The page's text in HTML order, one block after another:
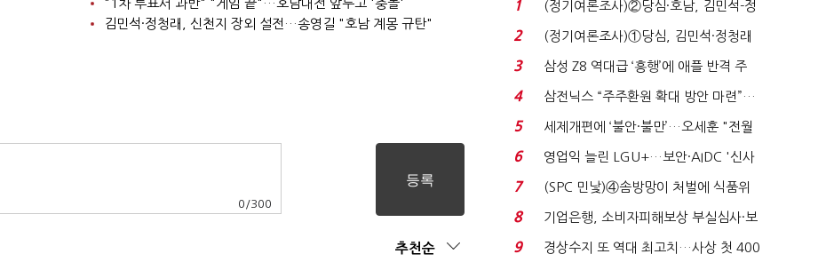
"1차 투표서 과반" "게임 끝"…호남대전 앞두고 '충돌'
김민석·정청래, 신천지 장외 설전…송영길 "호남 계몽 규탄"
0 /300
추천순
1
(정기여론조사)②당심·호남, 김민석-정
청래 '초접전'...
2
(정기여론조사)①당심, 김민석·정청래
'초접전'…대통령 ...
3
삼성 Z8 역대급 ‘흥행’에 애플 반격 주
목…9월 ‘폴...
4
삼전닉스 “주주환원 확대 방안 마련”…
로이터에 성명...
5
세제개편에 ‘불안·불만’…오세훈 "전월
세 구하기 더 ...
6
영업익 늘린 LGU+…보안·AIDC '신사
업 드라이브'...
7
(SPC 민낯)④솜방망이 처벌에 식품위
생법 위반 반복...
8
기업은행, 소비자피해보상 부실심사·보
이스피싱 공시 ...
9
경상수지 또 역대 최고치…사상 첫 400